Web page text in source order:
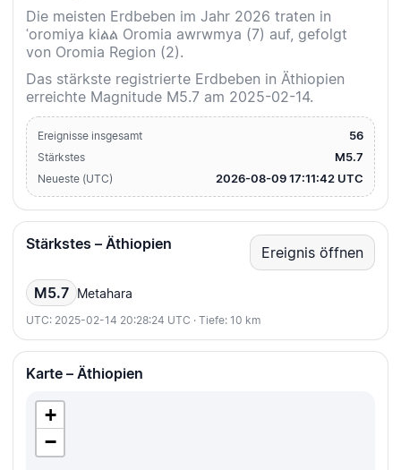
Die meisten Erdbeben im Jahr 2026 traten in
ʿoromiya kiልል Oromia awrwmya (7) auf, gefolgt
von Oromia Region (2).
Das stärkste registrierte Erdbeben in Äthiopien
erreichte Magnitude M5.7 am 2025-02-14.
Ereignisse insgesamt 56
Stärkstes M5.7
Neueste (UTC) 2026-08-09 17:11:42 UTC
Stärkstes – Äthiopien Ereignis öffnen
M5.7 Metahara
UTC: 2025-02-14 20:28:24 UTC · Tiefe: 10 km
Karte – Äthiopien
+
−